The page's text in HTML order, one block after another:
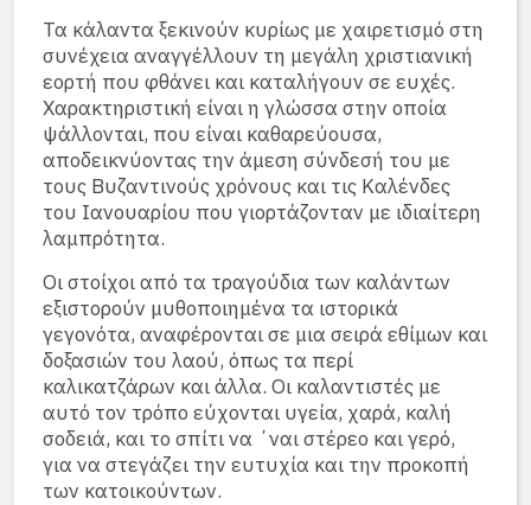
Τα κάλαντα ξεκινούν κυρίως με χαιρετισμό στη
συνέχεια αναγγέλλουν τη μεγάλη χριστιανική
εορτή που φθάνει και καταλήγουν σε ευχές.
Χαρακτηριστική είναι η γλώσσα στην οποία
ψάλλονται, που είναι καθαρεύουσα,
αποδεικνύοντας την άμεση σύνδεσή του με
τους Βυζαντινούς χρόνους και τις Καλένδες
του Ιανουαρίου που γιορτάζονταν με ιδιαίτερη
λαμπρότητα.
Οι στοίχοι από τα τραγούδια των καλάντων
εξιστορούν μυθοποιημένα τα ιστορικά
γεγονότα, αναφέρονται σε μια σειρά εθίμων και
δοξασιών του λαού, όπως τα περί
καλικατζάρων και άλλα. Οι καλαντιστές με
αυτό τον τρόπο εύχονται υγεία, χαρά, καλή
σοδειά, και το σπίτι να ΄ναι στέρεο και γερό,
για να στεγάζει την ευτυχία και την προκοπή
των κατοικούντων.